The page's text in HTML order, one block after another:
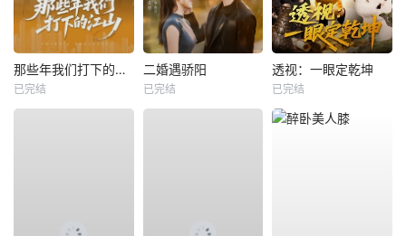
那些年我们打下的江山
已完结
二婚遇骄阳
已完结
透视：一眼定乾坤
已完结